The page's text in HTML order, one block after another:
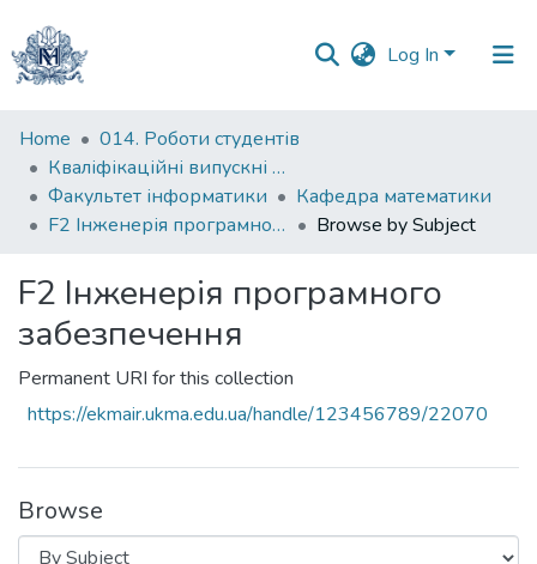
Log In
Communities
&
Collections
Home
014. Роботи студентів
Кваліфікаційні випускні роботи здобувачів вищої освіти бакалаврських програм
Факультет інформатики
Кафедра математики
F2 Інженерія програмного забезпечення
Browse by Subject
F2 Інженерія програмного
забезпечення
Permanent URI for this collection
https://ekmair.ukma.edu.ua/handle/123456789/22070
Browse